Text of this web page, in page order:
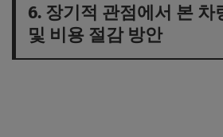
6. 장기적 관점에서 본 차
및 비용 절감 방안